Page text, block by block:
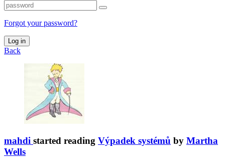
Forgot your password?
Log in
Back
mahdi started reading Výpadek systémů by Martha
Wells